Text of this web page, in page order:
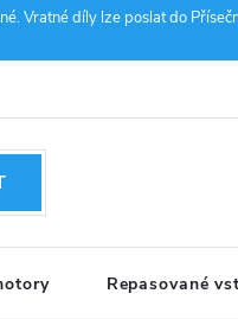
Vratné díly lze poslat do
Repasované